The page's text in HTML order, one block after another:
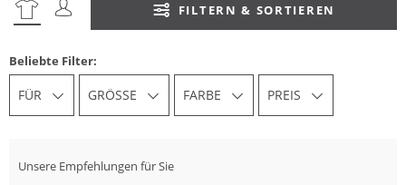
FILTERN & SORTIEREN
Beliebte Filter:
FÜR GRÖSSE FARBE PREIS
Unsere Empfehlungen für Sie